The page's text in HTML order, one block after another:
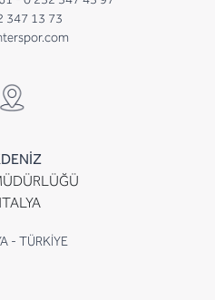
347 13 73
- TÜRKİYE